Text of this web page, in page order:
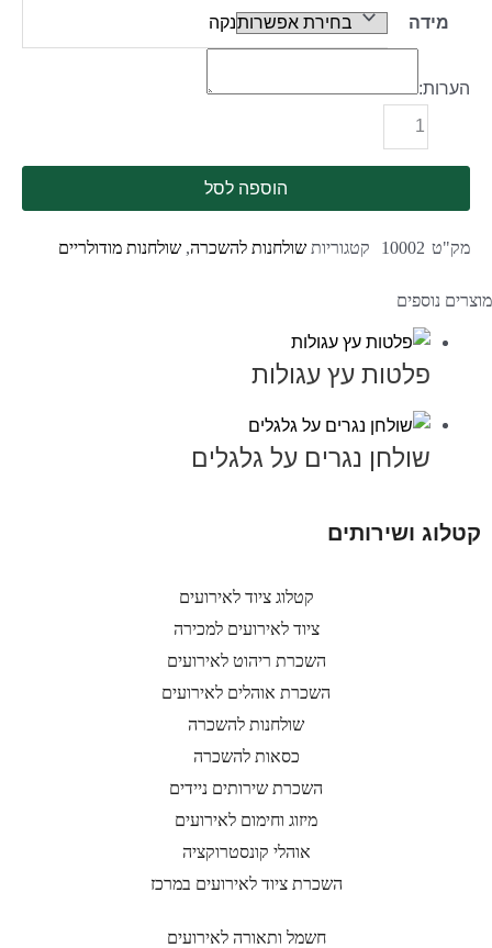
מידה נקה
הערות:
הוספה לסל
מק"ט 10002 קטגוריות שולחנות להשכרה, שולחנות מודולריים
מוצרים נוספים
פלטות עץ עגולות
שולחן נגרים על גלגלים
קטלוג ושירותים
קטלוג ציוד לאירועים
ציוד לאירועים למכירה
השכרת ריהוט לאירועים
השכרת אוהלים לאירועים
שולחנות להשכרה
כסאות להשכרה
השכרת שירותים ניידים
מיזוג וחימום לאירועים
אוהלי קונסטרוקציה
השכרת ציוד לאירועים במרכז
חשמל ותאורה לאירועים